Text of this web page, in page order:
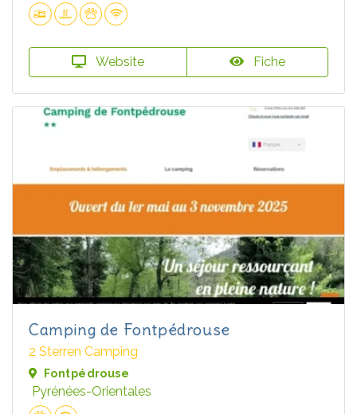
Website Fiche
Camping de Fontpédrouse
2 Sterren Camping
Fontpédrouse
Pyrénées-Orientales